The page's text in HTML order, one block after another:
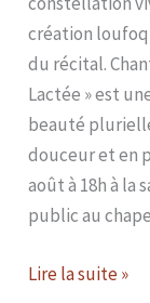
création
du récital.
Lactée » est
beauté
douceur et en
août à 18h à
public au
Lire la suite »